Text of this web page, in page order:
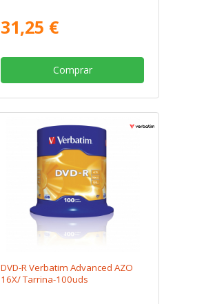
31,25 €
Comprar
DVD-R Verbatim Advanced AZO
16X/ Tarrina-100uds